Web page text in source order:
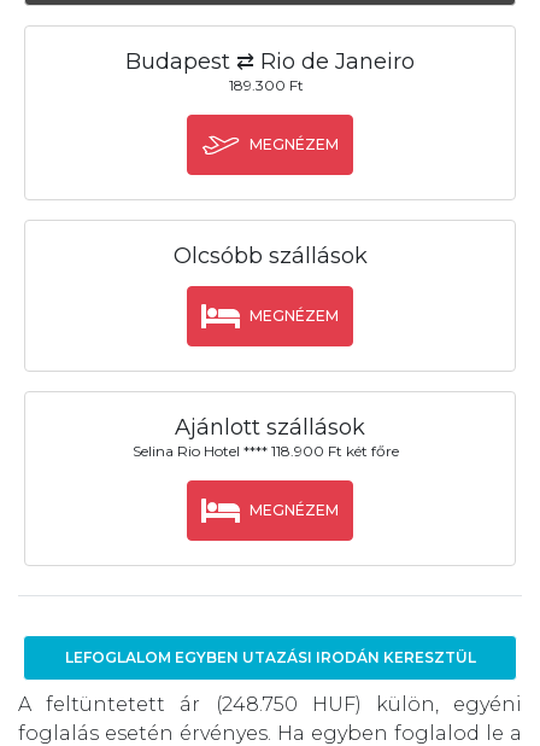
Budapest ⇄ Rio de Janeiro
189.300 Ft
MEGNÉZEM
Olcsóbb szállások
MEGNÉZEM
Ajánlott szállások
Selina Rio Hotel **** 118.900 Ft két főre
MEGNÉZEM
LEFOGLALOM EGYBEN UTAZÁSI IRODÁN KERESZTÜL
A feltüntetett ár (248.750 HUF) külön, egyéni
foglalás esetén érvényes. Ha egyben foglalod le a